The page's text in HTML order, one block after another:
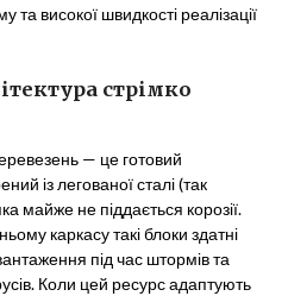
та високої швидкості реалізації
стрімко
— це готовий
із легованої сталі (так
майже не піддається корозії.
каркасу такі блоки здатні
під час штормів та
Коли цей ресурс адаптують